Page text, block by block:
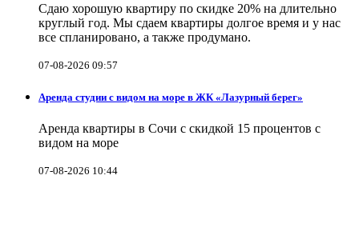
Сдаю хорошую квартиру по скидке 20% на длительно
круглый год. Мы сдаем квартиры долгое время и у нас
все спланировано, а также продумано.
07-08-2026 09:57
Аренда студии с видом на море в ЖК «Лазурный берег»
Аренда квартиры в Сочи с скидкой 15 процентов с
видом на море
07-08-2026 10:44